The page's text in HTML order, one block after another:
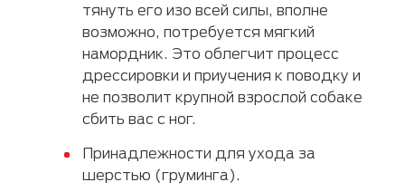
тянуть его изо всей силы, вполне
возможно, потребуется мягкий
намордник. Это облегчит процесс
дрессировки и приучения к поводку и
не позволит крупной взрослой собаке
сбить вас с ног.
Принадлежности для ухода за
шерстью (груминга).